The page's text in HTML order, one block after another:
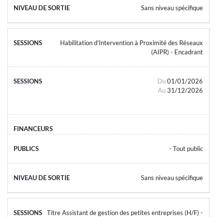
Sans niveau spécifique
Habilitation d'Intervention à Proximité des Réseaux
(AIPR) - Encadrant
Du 01/01/2026
Au 31/12/2026
- Tout public
Sans niveau spécifique
Titre Assistant de gestion des petites entreprises (H/F) -